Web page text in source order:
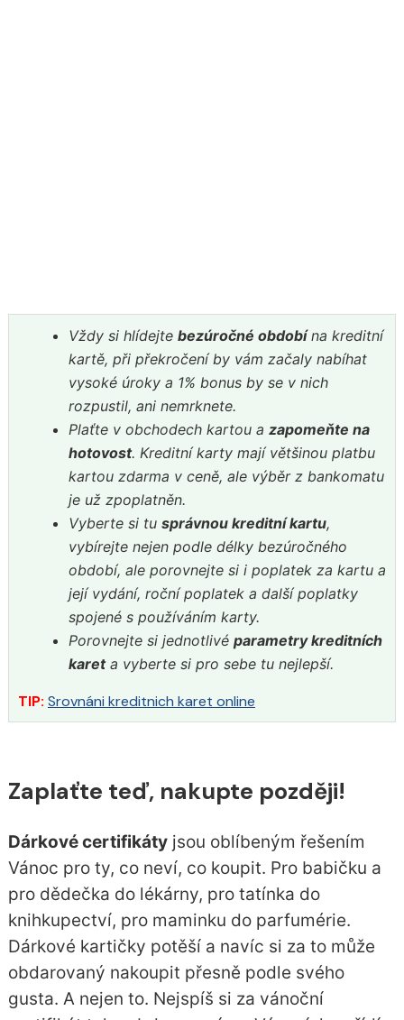
Vždy si hlídejte bezúročné obdobína kreditní
kartě, při překročení by vám začaly nabíhat
vysoké úroky a 1% bonus by se v nich
rozpustil, ani nemrknete.
Plaťte v obchodech kartou a zapomeňte na
hotovost. Kreditní karty mají většinou platbu
kartou zdarma v ceně, ale výběr z bankomatu
je už zpoplatněn.
Vyberte si tu správnou kreditní kartu,
vybírejte nejen podle délky bezúročného
období, ale porovnejte si i poplatek za kartu a
její vydání, roční poplatek a další poplatky
spojené s používáním karty.
Porovnejte si jednotlivé parametry kreditních
kareta vyberte si pro sebe tu nejlepší.
TIP: Srovnáni kreditnich karet online
Zaplaťte teď, nakupte později!
Dárkové certifikátyjsou oblíbeným řešením
Vánoc pro ty, co neví, co koupit. Pro babičku a
pro dědečka do lékárny, pro tatínka do
knihkupectví, pro maminku do parfumérie.
Dárkové kartičky potěší a navíc si za to může
obdarovaný nakoupit přesně podle svého
gusta. A nejen to. Nejspíš si za vánoční